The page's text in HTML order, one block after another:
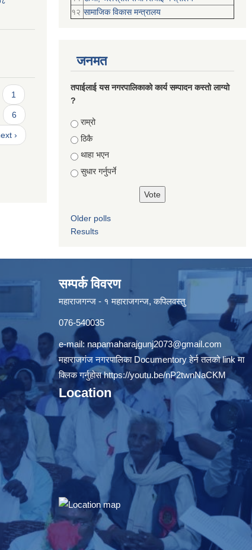
1
6
›
१२ सामाजिक विकास मन्‍‍त्रालय
जनमत
तपाईलाई यस नगरपालिकाको कार्य सम्पादन कस्तो लाग्यो
?
Choices
राम्रो
ठिकै
थाहा भएन
सुधार गर्नुपर्ने
Older polls
Results
सम्पर्क विवरण
महाराजगन्ज - १ महाराजगन्ज, कपिलवस्तु
076-540035
e-mail: napamaharajgunj2073@gmail.com
महाराजगंज नगरपालिका Documentory हेर्न तलको link मा
क्लिक गर्नुहोसhttps://youtu.be/nP2twnNaCKM
Location